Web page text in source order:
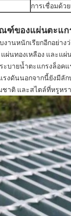
การเชื่อมด้ว
ฑ์ของแผ่นตะแก
งานหนักเรียกอีกอย่า
ผ่นทองเหลือง และแผ่
ะบายน้ำตะแกรงล็อค
รงดันนอกจากนี้ยังมีลั
าติ และสไตล์ที่หรูหรา